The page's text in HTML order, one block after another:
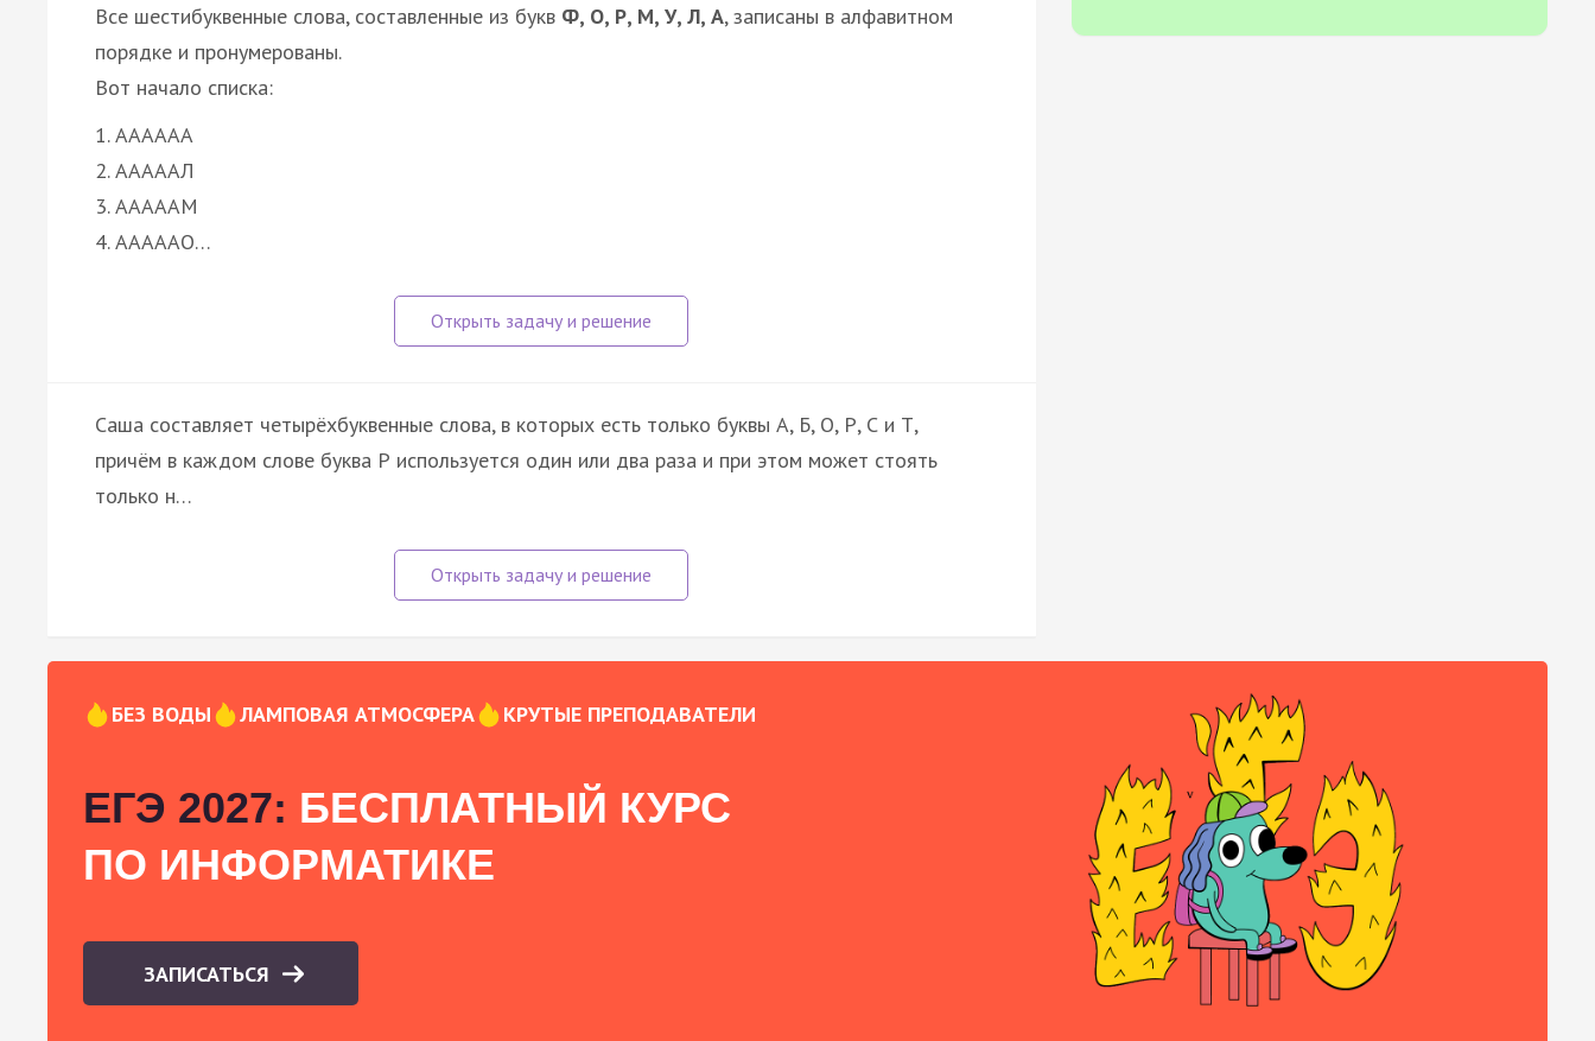
Все шестибуквенные слова, составленные из букв Ф, О, Р, М, У, Л, А, записаны в алфавитном
порядке и пронумерованы.
Вот начало списка:
1. АААААА
2. АААААЛ
3. АААААМ
4. АААААО…
Саша составляет четырёхбуквенные слова, в которых есть только буквы А, Б, О, Р, С и Т,
причём в каждом слове буква Р используется один или два раза и при этом может стоять
только н…
БЕЗ ВОДЫ ЛАМПОВАЯ АТМОСФЕРА КРУТЫЕ ПРЕПОДАВАТЕЛИ
ЕГЭ 2027: БЕСПЛАТНЫЙ КУРС
ПО ИНФОРМАТИКЕ
ЗАПИСАТЬСЯ